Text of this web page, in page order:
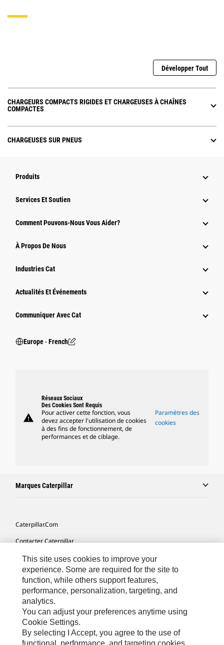
Développer Tout
CHARGEURS COMPACTS RIGIDES ET CHARGEUSES À CHAÎNES
COMPACTES
CHARGEUSES SUR PNEUS
Produits
Services Et Soutien
Comment Pouvons-Nous Vous Aider?
À Propos De Nous
Industries Cat
Actualités Et Événements
Communiquer Avec Cat
Europe ‧ French
warning
Réseaux Sociaux
Des Cookies Sont Requis
Pour activer cette fonction, vous
devez accepter l'utilisation de cookies
à des fins de fonctionnement, de
performances et de ciblage.
Paramètres des
cookies
Marques Caterpillar
Caterpillar.com
Contacter Caterpillar
Mes Préférences Marketing
Plan Du Site
Cookie Settings
Légales
Confidentialité
This site uses cookies to improve your
experience. Some are required for the site to
function, while others support features,
performance, personalization, targeting, and
analytics.
You can adjust your preferences anytime using
Cookie Settings.
By selecting I Accept, you agree to the use of
functional, performance, and targeting cookies.